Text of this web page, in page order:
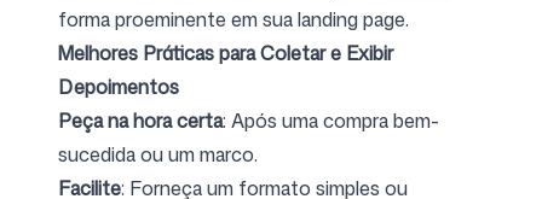
forma proeminente em sua landing page.
Melhores Práticas para Coletar e Exibir
Depoimentos
Peça na hora certa: Após uma compra bem-
sucedida ou um marco.
Facilite: Forneça um formato simples ou